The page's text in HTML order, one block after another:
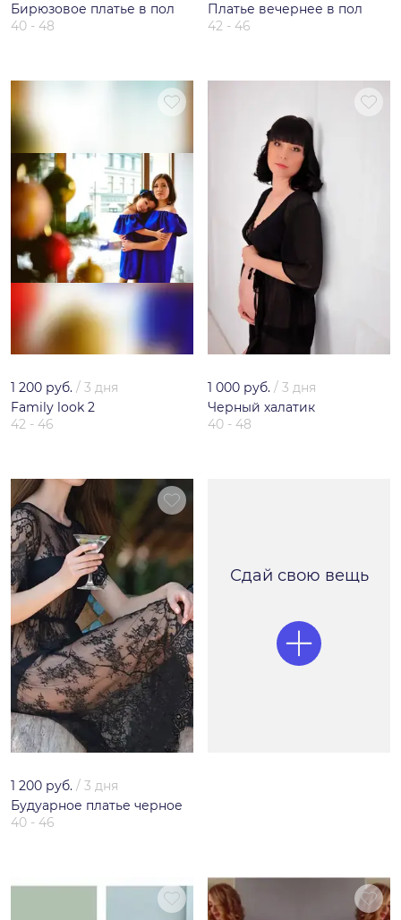
Бирюзовое платье в пол
40 - 48
Платье вечернее в пол
42 - 46
1 200 руб. / 3 дня
Family look 2
42 - 46
1 000 руб. / 3 дня
Черный халатик
40 - 48
1 200 руб. / 3 дня
Будуарное платье черное
40 - 46
Сдай свою вещь